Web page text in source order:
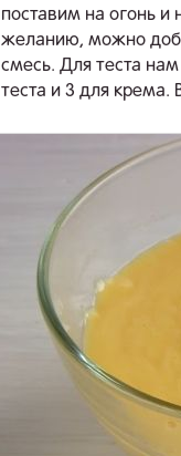
поставим на огонь и
желанию, можно
смесь. Для теста
теста и 3 для